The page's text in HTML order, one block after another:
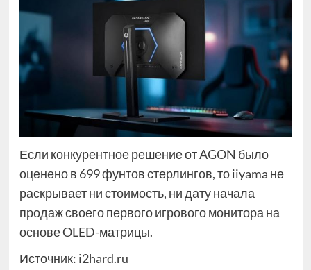
Если конкурентное решение от AGON было
оценено в 699 фунтов стерлингов, то iiyama не
раскрывает ни стоимость, ни дату начала
продаж своего первого игрового монитора на
основе OLED-матрицы.
Источник: i2hard.ru